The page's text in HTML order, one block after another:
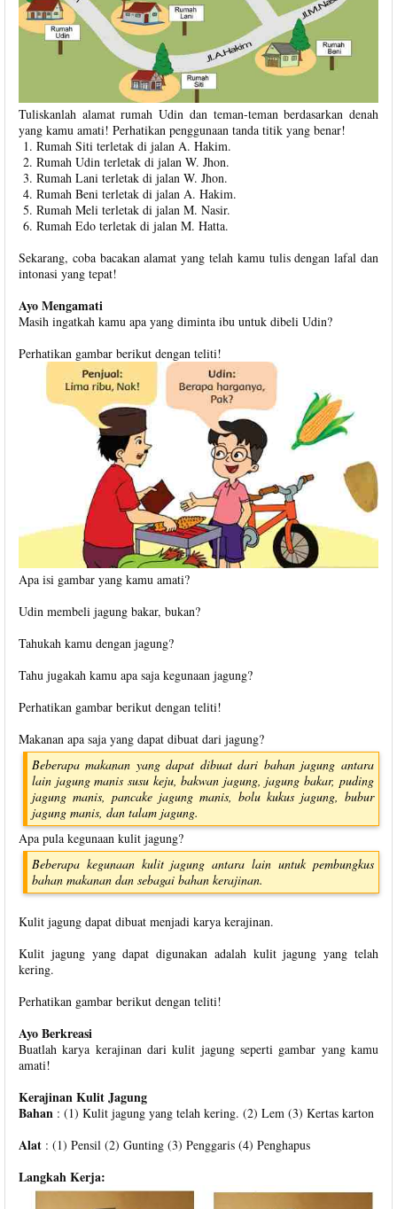
Tuliskanlah alamat rumah Udin dan teman-teman berdasarkan denah
yang kamu amati! Perhatikan penggunaan tanda titik yang benar!
Rumah Siti terletak di jalan A. Hakim.
Rumah Udin terletak di jalan W. Jhon.
Rumah Lani terletak di jalan W. Jhon.
Rumah Beni terletak di jalan A. Hakim.
Rumah Meli terletak di jalan M. Nasir.
Rumah Edo terletak di jalan M. Hatta.
Sekarang, coba bacakan alamat yang telah kamu tulis dengan lafal dan
intonasi yang tepat!
Ayo Mengamati
Masih ingatkah kamu apa yang diminta ibu untuk dibeli Udin?
Perhatikan gambar berikut dengan teliti!
Apa isi gambar yang kamu amati?
Udin membeli jagung bakar, bukan?
Tahukah kamu dengan jagung?
Tahu jugakah kamu apa saja kegunaan jagung?
Perhatikan gambar berikut dengan teliti!
Makanan apa saja yang dapat dibuat dari jagung?
Beberapa makanan yang dapat dibuat dari bahan jagung antara
lain jagung manis susu keju, bakwan jagung, jagung bakar, puding
jagung manis, pancake jagung manis, bolu kukus jagung, bubur
jagung manis, dan talam jagung.
Apa pula kegunaan kulit jagung?
Beberapa kegunaan kulit jagung antara lain untuk pembungkus
bahan makanan dan sebagai bahan kerajinan.
Kulit jagung dapat dibuat menjadi karya kerajinan.
Kulit jagung yang dapat digunakan adalah kulit jagung yang telah
kering.
Perhatikan gambar berikut dengan teliti!
Ayo Berkreasi
Buatlah karya kerajinan dari kulit jagung seperti gambar yang kamu
amati!
Kerajinan Kulit Jagung
Bahan : (1) Kulit jagung yang telah kering. (2) Lem (3) Kertas karton
Alat : (1) Pensil (2) Gunting (3) Penggaris (4) Penghapus
Langkah Kerja: